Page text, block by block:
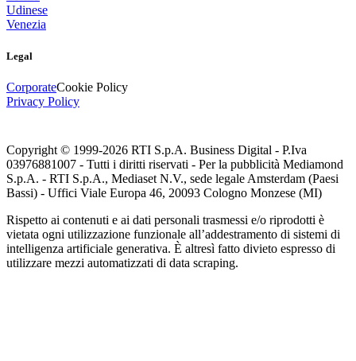
Udinese
Venezia
Legal
CorporateCookie Policy
Privacy Policy
Copyright © 1999-2026 RTI S.p.A. Business Digital - P.Iva
03976881007 - Tutti i diritti riservati - Per la pubblicità Mediamond
S.p.A. - RTI S.p.A., Mediaset N.V., sede legale Amsterdam (Paesi
Bassi) - Uffici Viale Europa 46, 20093 Cologno Monzese (MI)
Rispetto ai contenuti e ai dati personali trasmessi e/o riprodotti è
vietata ogni utilizzazione funzionale all’addestramento di sistemi di
intelligenza artificiale generativa. È altresì fatto divieto espresso di
utilizzare mezzi automatizzati di data scraping.